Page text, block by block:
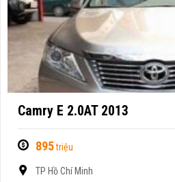
Camry E 2.0AT 2013
895triệu
TP Hồ Chí Minh